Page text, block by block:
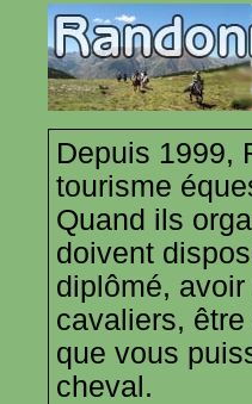
Depuis 1999,
tourisme
Quand ils
doivent
diplômé,
cavaliers,
que vous
cheval.